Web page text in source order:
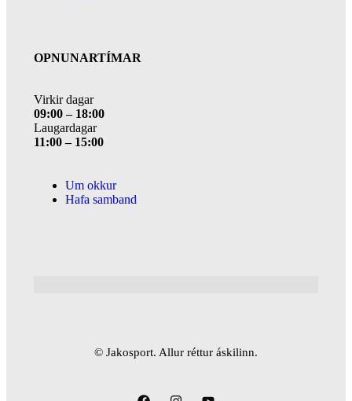
OPNUNARTÍMAR
Virkir dagar
09:00 – 18:00
Laugardagar
11:00 – 15:00
Um okkur
Hafa samband
© Jakosport. Allur réttur áskilinn.